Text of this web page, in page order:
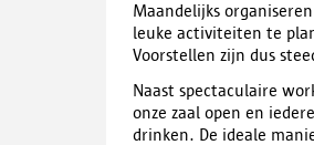
Maandelijks
leuke activiteiten te
Voorstellen zijn dus
Naast spectaculaire
onze zaal open en
drinken. De ideale